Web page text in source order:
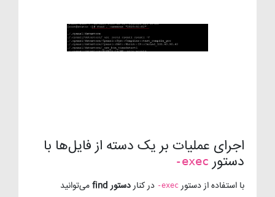
اجرای عملیات بر یک دسته از فایل‌ها با
دستور -exec
با استفاده از دستور -exec در کناردستور find
می‌توانید